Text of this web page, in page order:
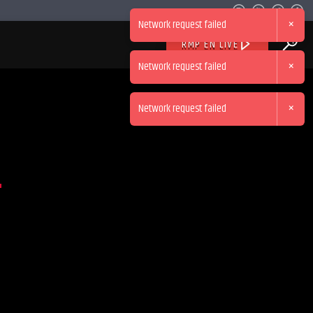
RMP EN LIVE
Network request failed ×
Network request failed ×
Network request failed ×